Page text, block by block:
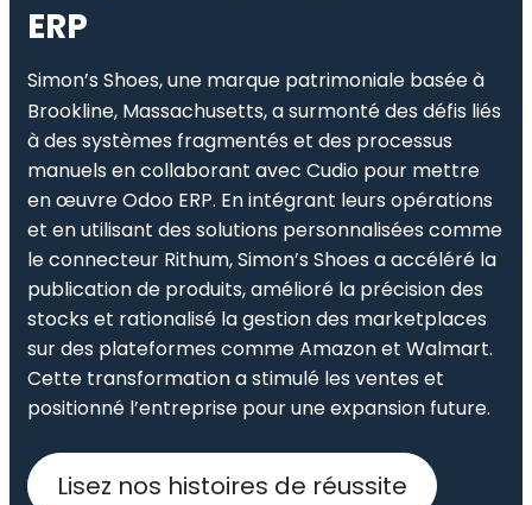
ERP
Simon’s Shoes, une marque patrimoniale basée à
Brookline, Massachusetts, a surmonté des défis liés
à des systèmes fragmentés et des processus
manuels en collaborant avec Cudio pour mettre
en œuvre Odoo ERP. En intégrant leurs opérations
et en utilisant des solutions personnalisées comme
le connecteur Rithum, Simon’s Shoes a accéléré la
publication de produits, amélioré la précision des
stocks et rationalisé la gestion des marketplaces
sur des plateformes comme Amazon et Walmart.
Cette transformation a stimulé les ventes et
positionné l’entreprise pour une expansion future.
Lisez nos histoires de réussite